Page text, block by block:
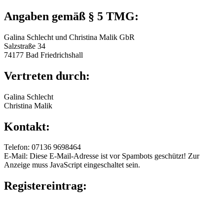
Angaben gemäß § 5 TMG:
Galina Schlecht und Christina Malik GbR
Salzstraße 34
74177 Bad Friedrichshall
Vertreten durch:
Galina Schlecht
Christina Malik
Kontakt:
Telefon: 07136 9698464
E-Mail: Diese E-Mail-Adresse ist vor Spambots geschützt! Zur
Anzeige muss JavaScript eingeschaltet sein.
Registereintrag: